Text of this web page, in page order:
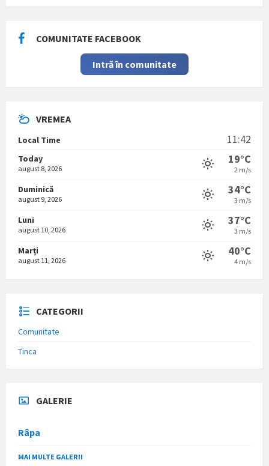
COMUNITATE FACEBOOK
Intră în comunitate
VREMEA
Local Time 11:42
Today
august 8, 2026
19°C
2 m/s
Duminică
august 9, 2026
34°C
3 m/s
Luni
august 10, 2026
37°C
3 m/s
Marți
august 11, 2026
40°C
4 m/s
CATEGORII
Comunitate
Tinca
GALERIE
Râpa
MAI MULTE GALERII